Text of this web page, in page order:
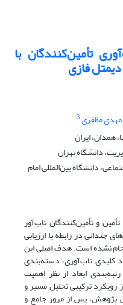
تأمین‌کنندگان با
فازی
مظفری3
همدان، ایران
دانشگاه تهران
داتشگاه بین‌المللی امام
و تأمین‌کنندگان تاب‌آور
چندانی در رابطه با ارزیابی
نشده است. هدف اصلی این
کلیدی تاب‌آوری، دسته‌بندی
رتبه‌بندی ابعاد از نظر اهمیت
رویکرد ترکیبی تحلیل مسیر و
پژوهش، پس از مرور جامع و